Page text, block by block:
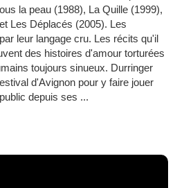
la peau (1988), La Quille (1999),
Les Déplacés (2005). Les
leur langage cru. Les récits qu'il
des histoires d'amour torturées
toujours sinueux. Durringer
d'Avignon pour y faire jouer
depuis ses ...